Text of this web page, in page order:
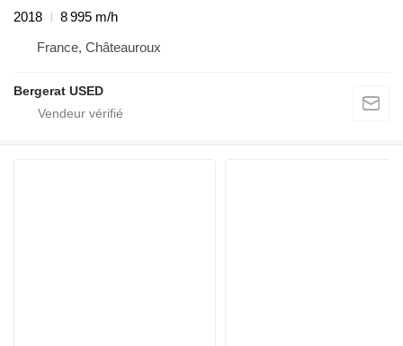
2018
8 995 m/h
France, Châteauroux
Bergerat USED